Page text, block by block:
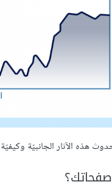
هذه الآثار الجانبيّة